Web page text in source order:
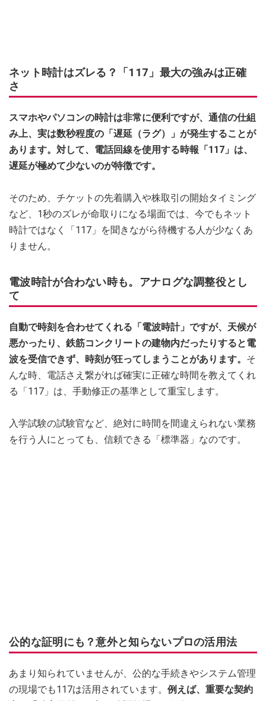
ネット時計はズレる？「117」最大の強みは正確
さ
スマホやパソコンの時計は非常に便利ですが、通信の仕組
み上、実は数秒程度の「遅延（ラグ）」が発生することが
あります。対して、電話回線を使用する時報「117」は、
遅延が極めて少ないのが特徴です。
そのため、チケットの先着購入や株取引の開始タイミング
など、1秒のズレが命取りになる場面では、今でもネット
時計ではなく「117」を聞きながら待機する人が少なくあ
りません。
電波時計が合わない時も。アナログな調整役とし
て
自動で時刻を合わせてくれる「電波時計」ですが、天候が
悪かったり、鉄筋コンクリートの建物内だったりすると電
波を受信できず、時刻が狂ってしまうことがあります。 そ
んな時、電話さえ繋がれば確実に正確な時間を教えてくれ
る「117」は、手動修正の基準として重宝します。
入学試験の試験官など、絶対に時間を間違えられない業務
を行う人にとっても、信頼できる「標準器」なのです。
公的な証明にも？意外と知らないプロの活用法
あまり知られていませんが、公的な手続きやシステム管理
の現場でも117は活用されています。 例えば、重要な契約